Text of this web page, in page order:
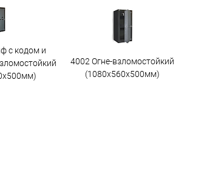
с кодом и
4002 Огне-взломостойкий
(1080х560х500мм)